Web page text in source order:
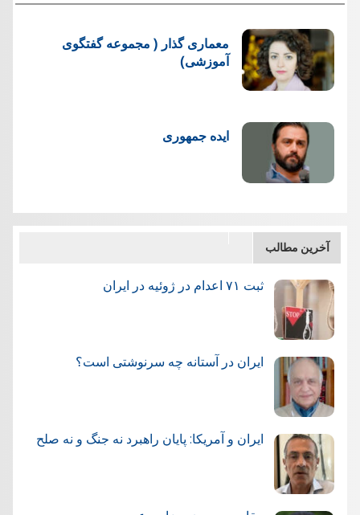
معماری گذار ( مجموعه گفتگوی
آموزشی)
ایده جمهوری
آخرین مطالب
ثبت ۷۱ اعدام در ژوئيه در ایران
ایران در آستانه چه سرنوشتی است؟
ایران و آمریکا: پایان راهبرد نه جنگ و نه صلح